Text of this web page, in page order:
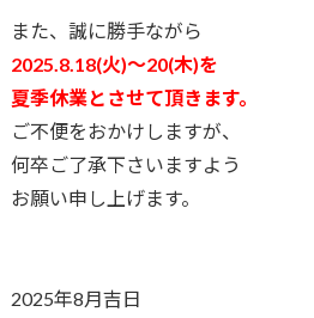
また、誠に勝手ながら
2025.8.18(火)〜20(木)を
夏季休業とさせて頂きます。
ご不便をおかけしますが、
何卒ご了承下さいますよう
お願い申し上げます。
2025年8月吉日